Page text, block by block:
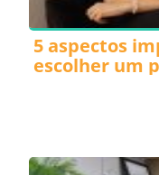
5 aspectos
escolher um